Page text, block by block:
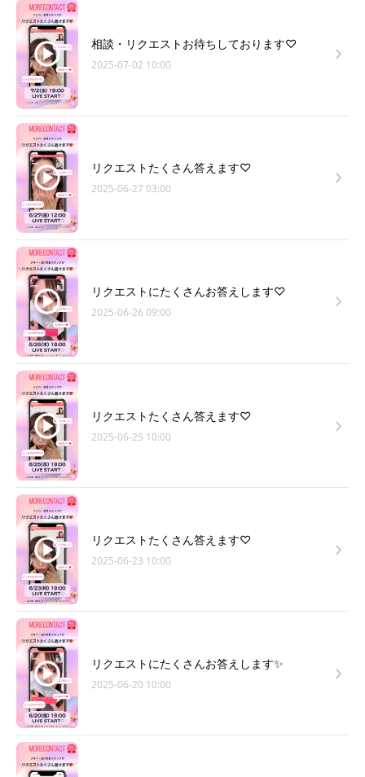
相談・リクエストお待ちしております♡
2025-07-02 10:00
リクエストたくさん答えます♡
2025-06-27 03:00
リクエストにたくさんお答えします♡
2025-06-26 09:00
リクエストたくさん答えます♡
2025-06-25 10:00
リクエストたくさん答えます♡
2025-06-23 10:00
リクエストにたくさんお答えします✨
2025-06-20 10:00